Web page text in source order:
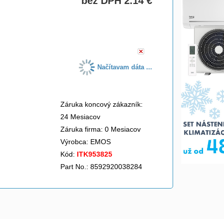
Načítavam dáta ...
Záruka koncový zákazník:
24 Mesiacov
Záruka firma: 0 Mesiacov
Výrobca: EMOS
Kód: ITK953825
Part No.: 8592920038284